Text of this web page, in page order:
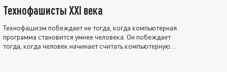
Технофашисты XXI века
Технофашизм побеждает не тогда, когда компьютерная
программа становится умнее человека. Он побеждает
тогда, когда человек начинает считать компьютерную